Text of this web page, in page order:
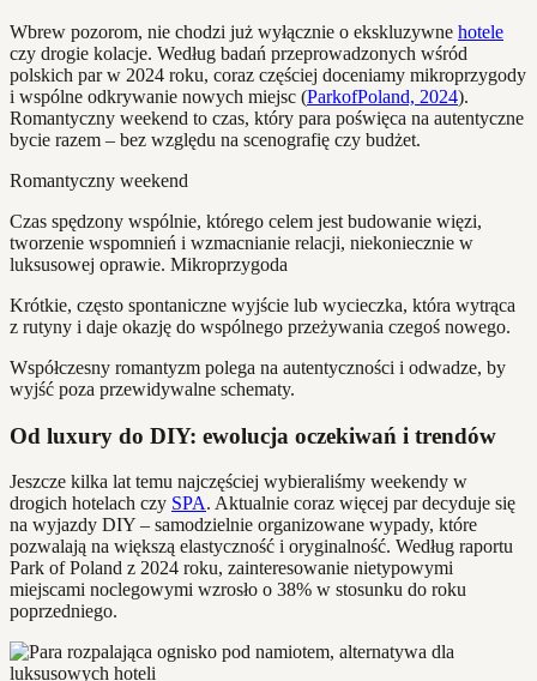
Wbrew pozorom, nie chodzi już wyłącznie o ekskluzywne hotele
czy drogie kolacje. Według badań przeprowadzonych wśród
polskich par w 2024 roku, coraz częściej doceniamy mikroprzygody
i wspólne odkrywanie nowych miejsc (ParkofPoland, 2024).
Romantyczny weekend to czas, który para poświęca na autentyczne
bycie razem – bez względu na scenografię czy budżet.
Romantyczny weekend
Czas spędzony wspólnie, którego celem jest budowanie więzi,
tworzenie wspomnień i wzmacnianie relacji, niekoniecznie w
luksusowej oprawie. Mikroprzygoda
Krótkie, często spontaniczne wyjście lub wycieczka, która wytrąca
z rutyny i daje okazję do wspólnego przeżywania czegoś nowego.
Współczesny romantyzm polega na autentyczności i odwadze, by
wyjść poza przewidywalne schematy.
Od luxury do DIY: ewolucja oczekiwań i trendów
Jeszcze kilka lat temu najczęściej wybieraliśmy weekendy w
drogich hotelach czy SPA. Aktualnie coraz więcej par decyduje się
na wyjazdy DIY – samodzielnie organizowane wypady, które
pozwalają na większą elastyczność i oryginalność. Według raportu
Park of Poland z 2024 roku, zainteresowanie nietypowymi
miejscami noclegowymi wzrosło o 38% w stosunku do roku
poprzedniego.